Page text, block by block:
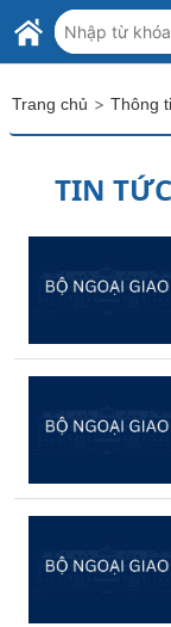
Skip to Main
BỘ NGOẠI
MINISTRY OF
Trang chủ > Thông
TIN